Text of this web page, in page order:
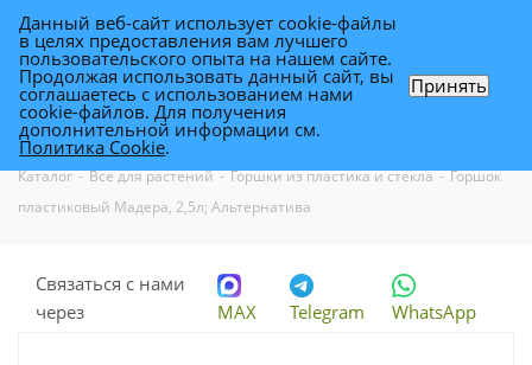
Горшок пластиковый Мадера, 2,5л;
Альтернатива
Каталог - Все для растений - Горшки из пластика и стекла - Горшок
пластиковый Мадера, 2,5л; Альтернатива
Связаться с нами
через
MAX Telegram WhatsApp
Данный веб-сайт использует cookie-файлы
в целях предоставления вам лучшего
пользовательского опыта на нашем сайте.
Продолжая использовать данный сайт, вы
соглашаетесь с использованием нами
cookie-файлов. Для получения
дополнительной информации см.
Политика Cookie.
Принять